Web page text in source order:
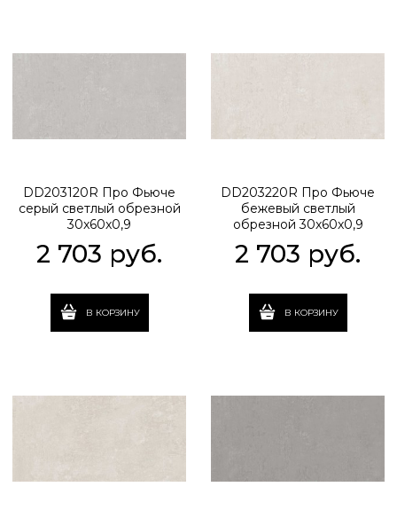
DD203120R Про Фьюче
серый светлый обрезной
30x60x0,9
2 703 руб.
В КОРЗИНУ
DD203220R Про Фьюче
бежевый светлый
обрезной 30x60x0,9
2 703 руб.
В КОРЗИНУ